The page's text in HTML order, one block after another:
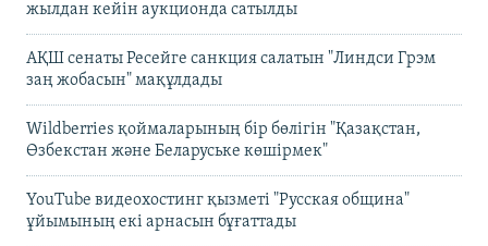
жылдан кейін аукционда сатылды
АҚШ сенаты Ресейге санкция салатын "Линдси Грэм
заң жобасын" мақұлдады
Wildberries қоймаларының бір бөлігін "Қазақстан,
Өзбекстан және Беларуське көшірмек"
YouTube видеохостинг қызметі "Русская община"
ұйымының екі арнасын бұғаттады